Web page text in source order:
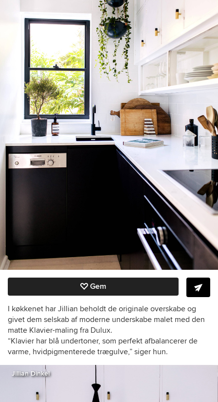
Gem
I køkkenet har Jillian beholdt de originale overskabe og
givet dem selskab af moderne underskabe malet med den
matte Klavier-maling fra Dulux.
“Klavier har blå undertoner, som perfekt afbalancerer de
varme, hvidpigmenterede trægulve,” siger hun.
Jillian Dinkel